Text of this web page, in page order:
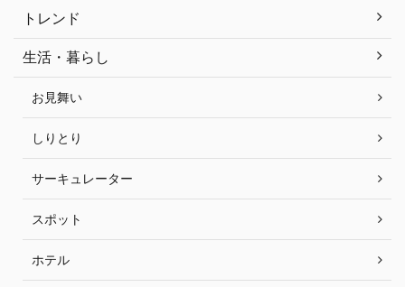
トレンド
生活・暮らし
お見舞い
しりとり
サーキュレーター
スポット
ホテル